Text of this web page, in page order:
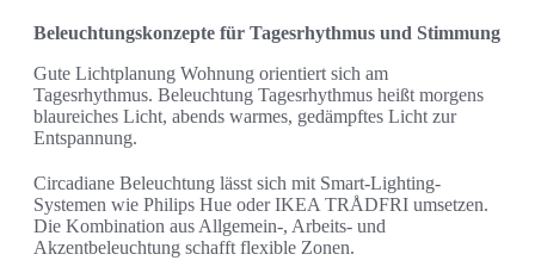
Beleuchtungskonzepte für Tagesrhythmus und Stimmung
Gute Lichtplanung Wohnung orientiert sich am
Tagesrhythmus. Beleuchtung Tagesrhythmus heißt morgens
blaureiches Licht, abends warmes, gedämpftes Licht zur
Entspannung.
Circadiane Beleuchtung lässt sich mit Smart-Lighting-
Systemen wie Philips Hue oder IKEA TRÅDFRI umsetzen.
Die Kombination aus Allgemein-, Arbeits- und
Akzentbeleuchtung schafft flexible Zonen.